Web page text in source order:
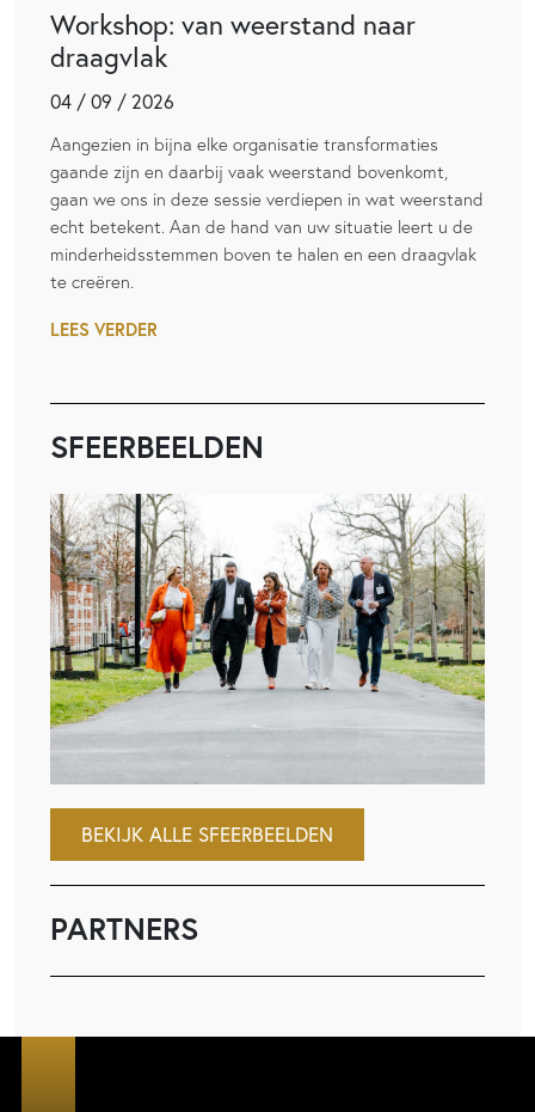
Workshop: van weerstand naar
draagvlak
04 / 09 / 2026
Aangezien in bijna elke organisatie transformaties
gaande zijn en daarbij vaak weerstand bovenkomt,
gaan we ons in deze sessie verdiepen in wat weerstand
echt betekent. Aan de hand van uw situatie leert u de
minderheidsstemmen boven te halen en een draagvlak
te creëren.
LEES VERDER
SFEERBEELDEN
BEKIJK ALLE SFEERBEELDEN
PARTNERS